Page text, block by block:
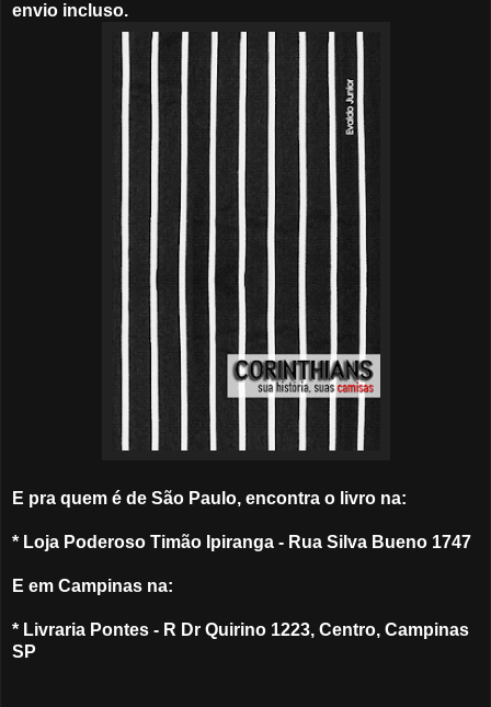
envio incluso.
E pra quem é de São Paulo, encontra o livro na:
* Loja Poderoso Timão Ipiranga - Rua Silva Bueno 1747
E em Campinas na:
* Livraria Pontes - R Dr Quirino 1223, Centro, Campinas
SP